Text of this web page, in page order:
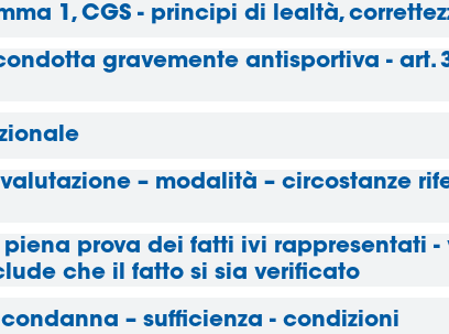
1, CGS - principi di lealtà,
gravemente antisportiva - art.
– modalità – circostanze
prova dei fatti ivi rappresentati
che il fatto si sia verificato
– sufficienza - condizioni